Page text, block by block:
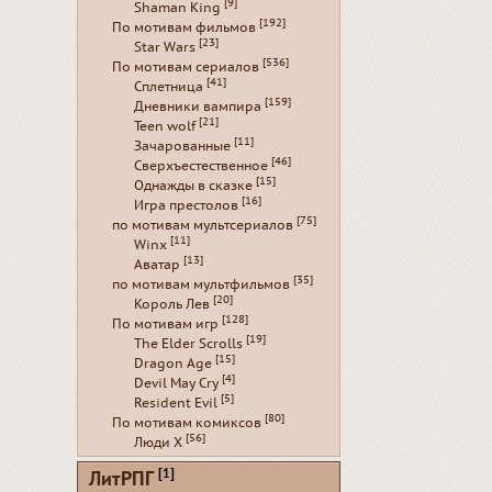
Shaman King [9]
По мотивам фильмов [192]
Star Wars [23]
По мотивам сериалов [536]
Сплетница [41]
Дневники вампира [159]
Teen wolf [21]
Зачарованные [11]
Сверхъестественное [46]
Однажды в сказке [15]
Игра престолов [16]
по мотивам мультсериалов [75]
Winx [11]
Аватар [13]
по мотивам мультфильмов [35]
Король Лев [20]
По мотивам игр [128]
The Elder Scrolls [19]
Dragon Age [15]
Devil May Cry [4]
Resident Evil [5]
По мотивам комиксов [80]
Люди Х [56]
ЛитРПГ [1]